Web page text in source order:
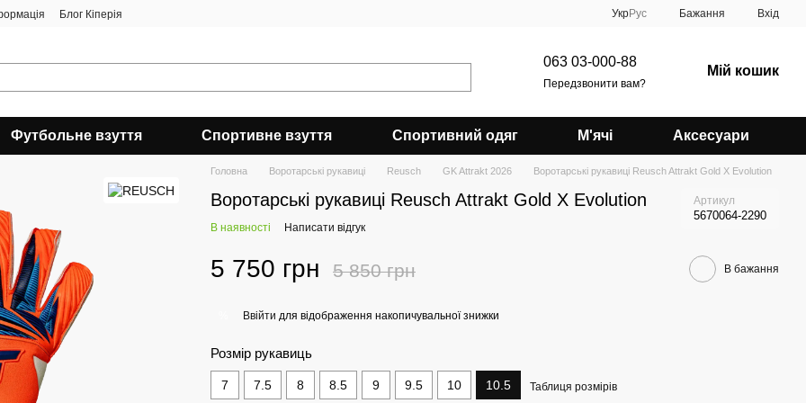
Блог Кіперія УкрРус Бажання Вхід
063 03-000-88
Передзвонити вам?
Мій кошик
Футбольне взуття Спортивне взуття Спортивний одяг М'ячі Аксесуари
Головна Воротарські рукавиці Reusch GK Attrakt 2026 Воротарські рукавиці Reusch Attrakt Gold X Evolution
Воротарські рукавиці Reusch Attrakt Gold X Evolution Артикул
5670064-2290
В наявності Написати відгук
5 750 грн 5 850 грн В бажання
Ввійти для відображення накопичувальної знижки
Розмір рукавиць
7 7.5 8 8.5 9 9.5 10 10.5 Таблиця розмірів